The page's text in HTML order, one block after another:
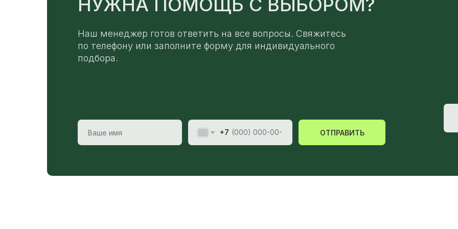
НУЖНА ПОМОЩЬ С ВЫБОРОМ?
Наш менеджер готов ответить на все вопросы. Свяжитесь
по телефону или заполните форму для индивидуального
подбора.
+7 ОТПРАВИТЬ